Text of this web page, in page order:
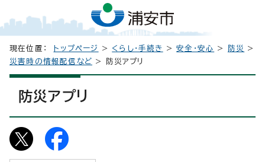
現在位置： トップページ > くらし・手続き >安全・安心 > 防災
>
災害時の情報配信など > 防災アプリ
防災アプリ